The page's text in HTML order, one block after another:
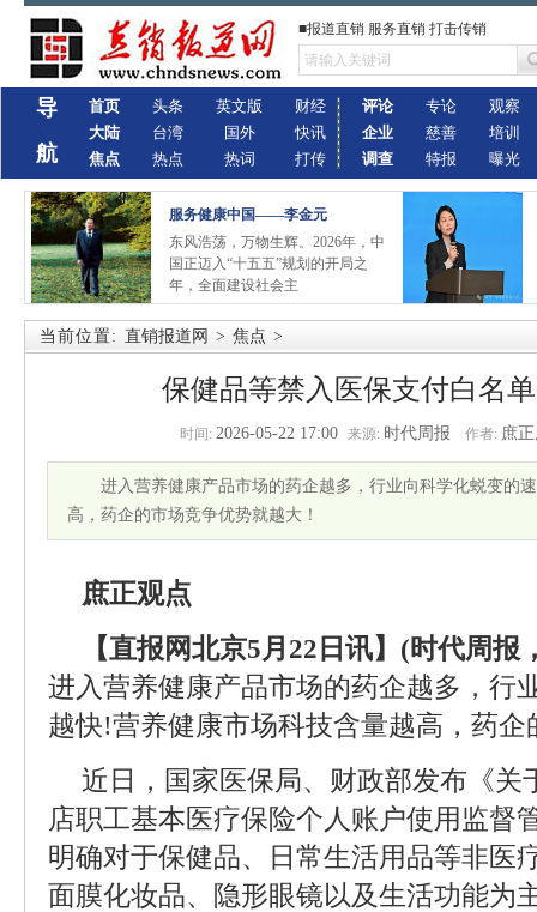
■报道直销 服务直销 打击传销
导
航
首页
大陆
焦点
头条
台湾
热点
英文版
国外
热词
财经
快讯
打传
评论
企业
调查
专论
慈善
特报
观察
培训
曝光
服务健康中国——李金元
东风浩荡，万物生辉。2026年，中
国正迈入“十五五”规划的开局之
年，全面建设社会主
当前位置: 直销报道网 > 焦点 >
保健品等禁入医保支付白名
时间: 2026-05-22 17:00 来源: 时代周报 作者: 庶
进入营养健康产品市场的药企越多，行业向科学化蜕变的
高，药企的市场竞争优势就越大！
庶正观点
【直报网北京5月22日讯】(时代周
进入营养健康产品市场的药企越多，行
越快!营养健康市场科技含量越高，药
近日，国家医保局、财政部发布《关
店职工基本医疗保险个人账户使用监督
明确对于保健品、日常生活用品等非医
面膜化妆品、隐形眼镜以及生活功能为